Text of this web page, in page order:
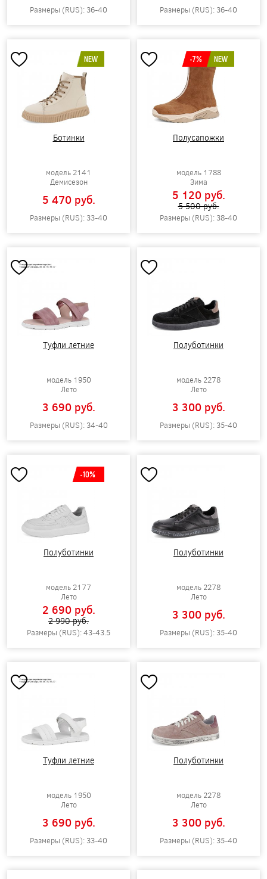
Размеры (RUS): 36-40 Размеры (RUS): 36-40
NEW
Ботинки
модель 2141
Демисезон
5 470 pуб.
Размеры (RUS): 33-40
-7% NEW
Полусапожки
модель 1788
Зима
5 120 pуб.
5 500 pуб.
Размеры (RUS): 38-40
Туфли летние
модель 1950
Лето
3 690 pуб.
Размеры (RUS): 34-40
Полуботинки
модель 2278
Лето
3 300 pуб.
Размеры (RUS): 35-40
-10%
Полуботинки
модель 2177
Лето
2 690 pуб.
2 990 pуб.
Размеры (RUS): 43-43.5
Полуботинки
модель 2278
Лето
3 300 pуб.
Размеры (RUS): 35-40
Туфли летние
модель 1950
Лето
3 690 pуб.
Размеры (RUS): 33-40
Полуботинки
модель 2278
Лето
3 300 pуб.
Размеры (RUS): 35-40